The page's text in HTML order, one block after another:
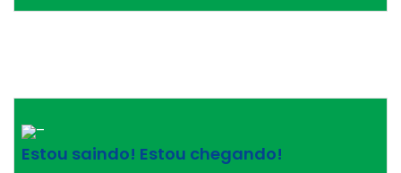
–
Estou saindo! Estou chegando!